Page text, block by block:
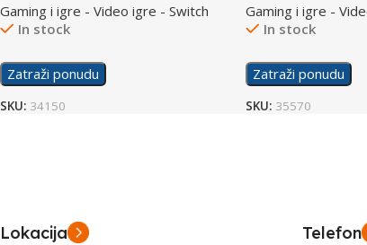
Gaming i igre - Video igre - Switch
In stock
Zatraži ponudu
SKU: 34150
Gaming i igre -
In stock
Zatraži ponudu
SKU: 35570
Lokacija Telefon